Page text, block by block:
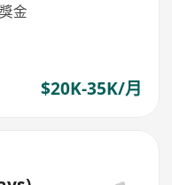
金
$20K-35K/月